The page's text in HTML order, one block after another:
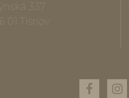
337
01 Tišnov